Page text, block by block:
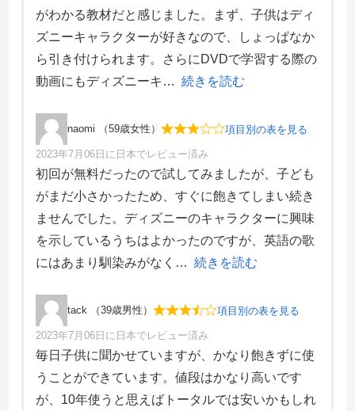
価格・料金
5
学習効果
5
サポート体制
5
デザイン性
3
がわかる教材だと感じました。まず、子供はディ
ズニーキャラクターが好きなので、しょっぱなか
ら引き付けられます。さらにDVDで学習する際の
動画にもディズニーキ
続きを読む
naomi （59歳女性） 項目別の表を見る
項目別評価
価格・料金
3
学習効果
3
サポート体制
3
デザイン性
3
2023年7月06日に日本でレビュー済み
初回が無料だったので試してみましたが、子ども
がまだ小さかったため、すぐに飽きてしまい続き
ませんでした。ディズニーのキャラクターに興味
を示しているうちはよかったのですが、英語の歌
にはあまり馴染みがなく
続きを読む
tack （39歳男性） 項目別の表を見る
項目別評価
価格・料金
4
学習効果
4
2023年7月06日に日本でレビュー済み
毎日子供に聞かせていますが、かなり飽きずに使
うことができています。値段はかなり高いです
が、10年使うと思えばトータルでは安いかもしれ